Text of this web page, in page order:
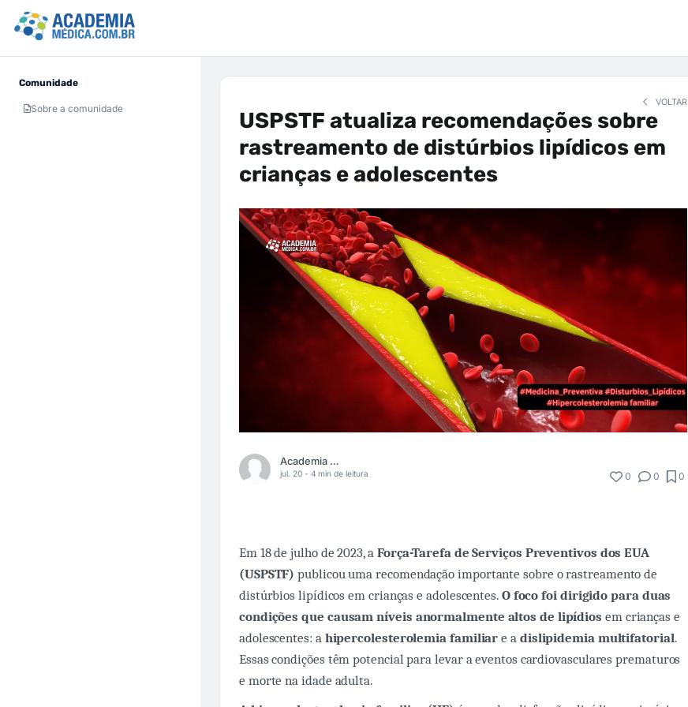
Comunidade
Sobre a comunidade
VOLTAR
USPSTF atualiza recomendações sobre
rastreamento de distúrbios lipídicos em
crianças e adolescentes
Academia Médica
jul. 20 - 4 min de leitura 0 0 0
Em 18 de julho de 2023, a Força-Tarefa de Serviços Preventivos dos EUA
(USPSTF) publicou uma recomendação importante sobre o rastreamento de
distúrbios lipídicos em crianças e adolescentes. O foco foi dirigido para duas
condições que causam níveis anormalmente altos de lipídios em crianças e
adolescentes: a hipercolesterolemia familiare a dislipidemia multifatorial.
Essas condições têm potencial para levar a eventos cardiovasculares prematuros
e morte na idade adulta.